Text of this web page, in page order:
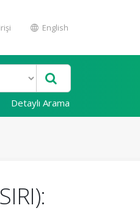
English
Detaylı Arama